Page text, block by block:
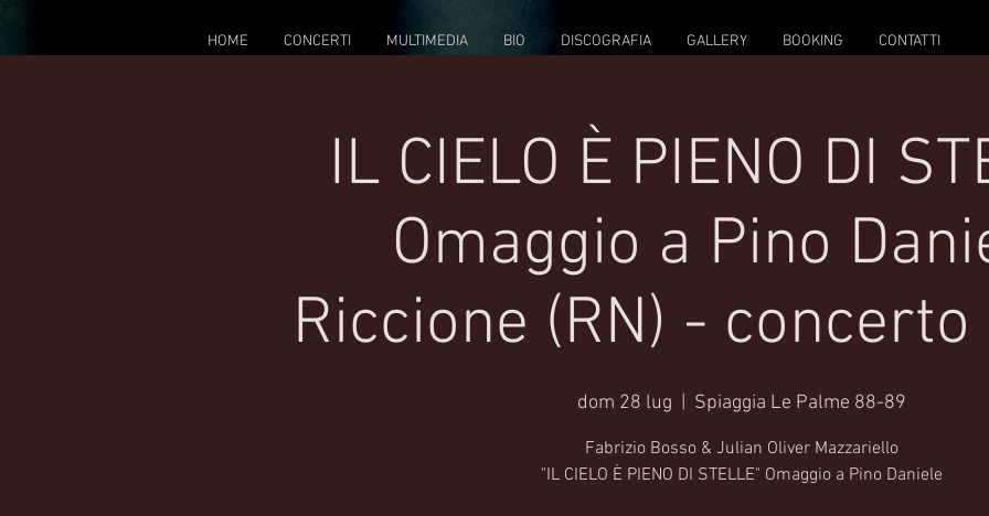
HOME CONCERTI MULTIMEDIA BIO DISCOGRAFIA GALLERY BOOKING CONTATTI
IL CIELO È PIENO DI
Omaggio a Pino
Riccione (RN) -
dom 28 lug Spiaggia Le Palme 88-89
Fabrizio Bosso & Julian Oliver Mazzariello
"IL CIELO È PIENO DI STELLE" Omaggio a Pino Daniele